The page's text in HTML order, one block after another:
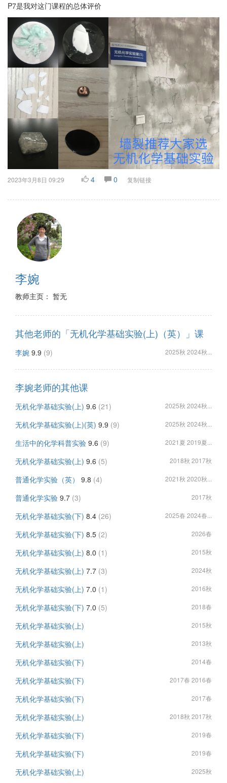
P7是我对这门课程的总体评价
2023年3月8日 09:29 4 0 复制链接
李婉
教师主页： 暂无
其他老师的「无机化学基础实验(上)（英）」课
李婉 9.9 (9) 2025秋 2024秋...
李婉老师的其他课
无机化学基础实验(上) 9.6 (21) 2025秋 2024秋...
无机化学基础实验(上)(英) 9.9 (9) 2025秋 2024秋...
生活中的化学科普实验 9.6 (9) 2021夏 2019夏...
无机化学基础实验(上) 9.6 (5) 2018秋 2017秋
普通化学实验（英） 9.8 (4) 2021秋 2020秋...
普通化学实验 9.7 (3) 2017秋
无机化学基础实验(下) 8.4 (26) 2025春 2024春...
无机化学基础实验(下) 8.5 (2) 2026春
无机化学基础实验(上) 8.0 (1) 2015秋
无机化学基础实验(上) 7.7 (3) 2024秋
无机化学基础实验(上) 7.0 (1) 2016秋
无机化学基础实验(下) 7.0 (5) 2018春
无机化学基础实验(上) 2015秋
无机化学基础实验(上) 2013秋
无机化学基础实验(下) 2014春
无机化学基础实验(下) 2017春 2016春
无机化学基础实验(下) 2017春
无机化学基础实验(上) 2018秋 2017秋
无机化学基础实验(下) 2019春
无机化学基础实验(下) 2019春
无机化学基础实验(上) 2025秋